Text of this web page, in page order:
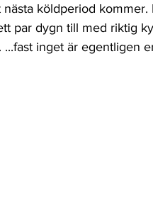
köldperiod
par dygn till med riktig
inget är egentligen